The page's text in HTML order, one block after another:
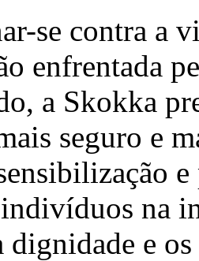
se contra a
enfrentada
a Skokka
seguro e
na
dignidade e